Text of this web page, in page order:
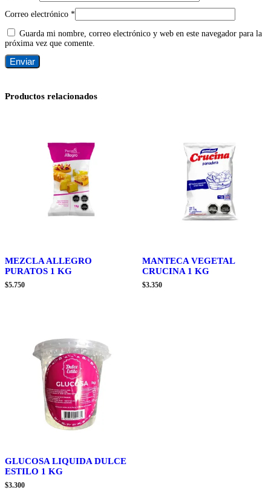
Correo electrónico *
Guarda mi nombre, correo electrónico y web en este navegador para la
próxima vez que comente.
Productos relacionados
MEZCLA ALLEGRO
PURATOS 1 KG
$5.750
MANTECA VEGETAL
CRUCINA 1 KG
$3.350
GLUCOSA LIQUIDA DULCE
ESTILO 1 KG
$3.300